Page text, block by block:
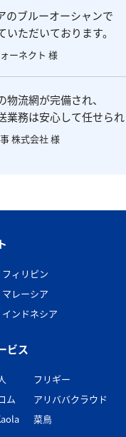
のブルーオーシャンで
いただいております。
ーネクト 様
物流網が完備され、
業務は安心して任せら
株式会社 様
フィリピン
マレーシア
インドネシア
ビス
ム
フリギー
アリババクラウド
菜鳥